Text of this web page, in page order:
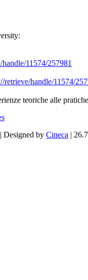
11574/257981
retrieve/handle/11574/
teoriche alle
| Designed by Cineca |